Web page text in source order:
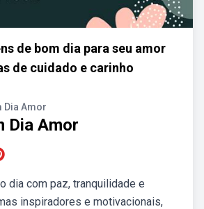
de bom dia para seu amor
de cuidado e carinho
Dia Amor
Dia Amor
dia com paz, tranquilidade e
inspiradores e motivacionais,